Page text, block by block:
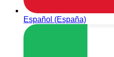
Español (España)